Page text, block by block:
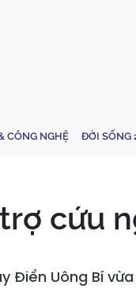
CÔNG NGHỆ ĐỜI SỐNG
cứu
Điển Uông Bí